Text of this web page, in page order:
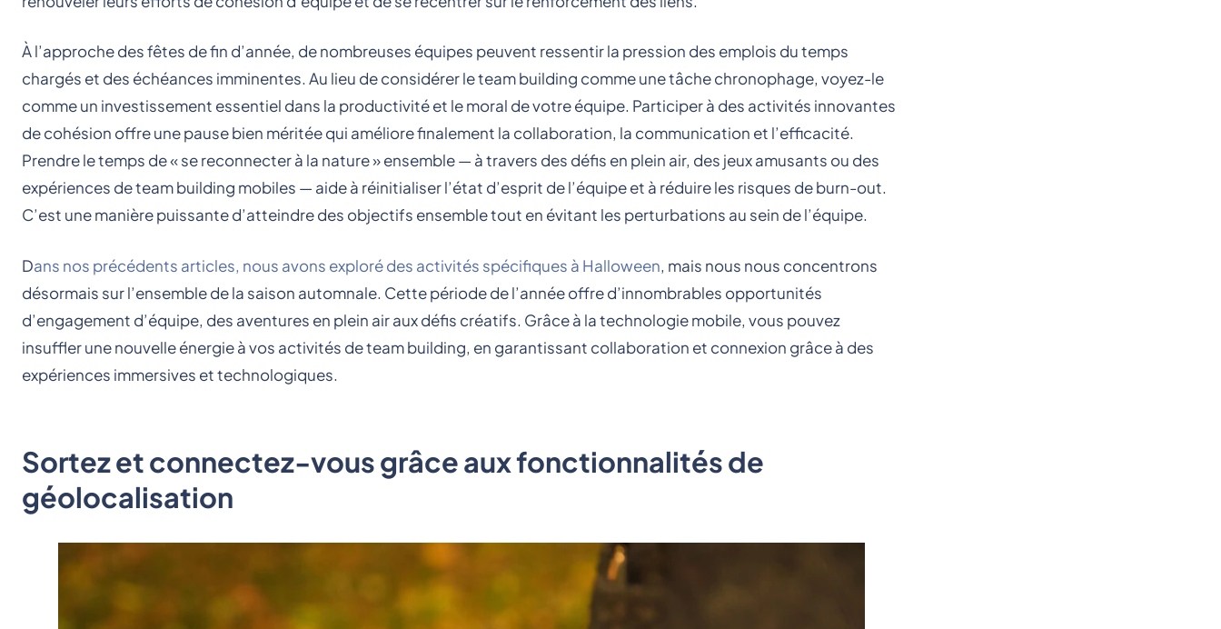
À l’approche des fêtes de fin d’année, de nombreuses équipes peuvent ressentir la pression des emplois du temps
chargés et des échéances imminentes. Au lieu de considérer le team building comme une tâche chronophage, voyez-le
comme un investissement essentiel dans la productivité et le moral de votre équipe. Participer à des activités innovantes
de cohésion offre une pause bien méritée qui améliore finalement la collaboration, la communication et l’efficacité.
Prendre le temps de « se reconnecter à la nature » ensemble — à travers des défis en plein air, des jeux amusants ou des
expériences de team building mobiles — aide à réinitialiser l’état d’esprit de l’équipe et à réduire les risques de burn-out.
C’est une manière puissante d’atteindre des objectifs ensemble tout en évitant les perturbations au sein de l’équipe.
Dans nos précédents articles, nous avons exploré des activités spécifiques à Halloween, mais nous nous concentrons
désormais sur l’ensemble de la saison automnale. Cette période de l’année offre d’innombrables opportunités
d’engagement d’équipe, des aventures en plein air aux défis créatifs. Grâce à la technologie mobile, vous pouvez
insuffler une nouvelle énergie à vos activités de team building, en garantissant collaboration et connexion grâce à des
expériences immersives et technologiques.
Sortez et connectez-vous grâce aux fonctionnalités de
géolocalisation